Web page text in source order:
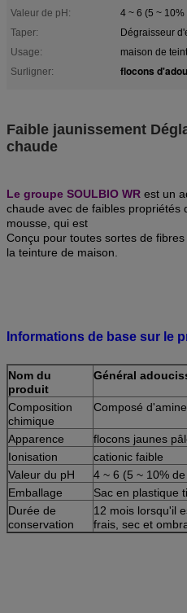
Valeur de pH:
4 ~ 6 (5 ~
Taper:
Dégraisseur
Usage:
maison de
Surligner:
flocons
Faible jaunissement
chaude
Le groupe SOULBIO WR est un
chaude avec de faibles propriétés
mousse, qui est
Conçu pour toutes sortes de
la teinture de maison.
Informations de base sur le
Nom du
produit
Général
Composition
chimique
Composé
Apparence
flocons jaunes
Ionisation
cationic faible
Valeur du pH
4 ~ 6 (5 ~ 10%
Emballage
Sac en plastique
Durée de
conservation
12 mois lorsqu'il
frais, sec et